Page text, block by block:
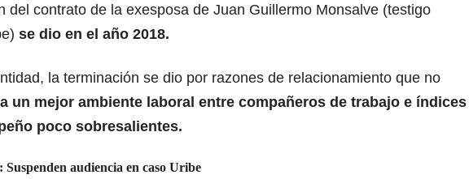
del contrato de la exesposa de Juan Guillermo Monsalve (testigo
se dio en el año 2018.
la terminación se dio por razones de relacionamiento que no
a un mejor ambiente laboral entre compañeros de trabajo e índices
poco sobresalientes.
Suspenden audiencia en caso Uribe